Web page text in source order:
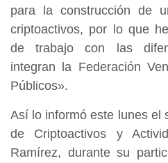
para la construcción de
criptoactivos, por lo que
de trabajo con las
integran la Federación
Públicos».
Así lo informó este lunes el
de Criptoactivos y
Ramírez, durante su